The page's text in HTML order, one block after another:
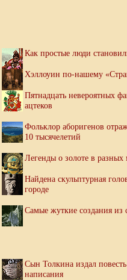
Как простые люди
Хэллоуин по-нашему
Пятнадцать невероятных
ацтеков
Фольклор аборигенов
10 тысячелетий
Легенды о золоте в разных
Найдена скульптурная
городе
Самые жуткие создания из
Сын Толкина издал
написания